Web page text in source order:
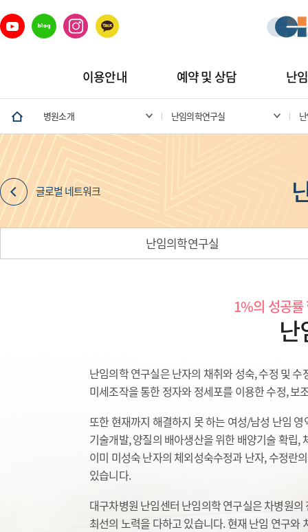
이용안내 예약 및 상담 난
병원소개 난임의학연구실
글로벌 네트워크
난임의학연구실
1%의 성공률
난임의학 연구실은 난자의 채취와 성숙, 수정 및
미세조작을 통한 정자와 정세포를 이용한 수정,
또한 현재까지 해결하지 못 하는 여성/남성 난임
기술개발, 양질의 배아생산을 위한 배양기술 확립
이미 미성숙 난자의 체외성숙수정과 난자, 수정란
있습니다.
대구차병원 난임센터 난임의학 연구실은 차병원
최선의 노력을 다하고 있습니다. 현재 난임 연구